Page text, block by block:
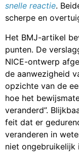
snelle reactie.
scherpe en
Het BMJ-artikel
punten. De
NICE-ontwerp
de aanwezigheid
opzichte van de
hoe het
veranderd”.
feit dat er
veranderen in
niet ongebruikelijk